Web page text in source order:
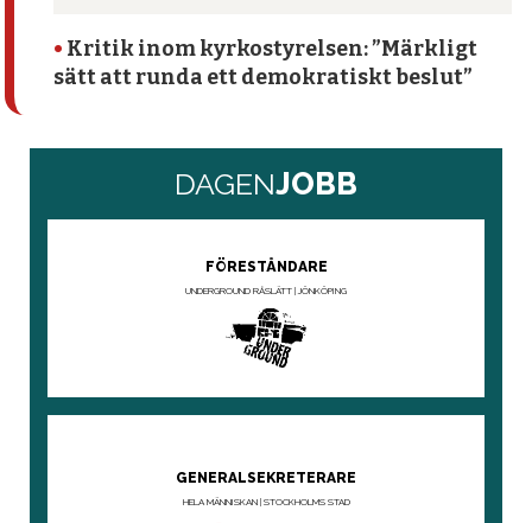
• Kritik inom kyrko­styrelsen: ”Märkligt
sätt att runda ett demokratiskt beslut”